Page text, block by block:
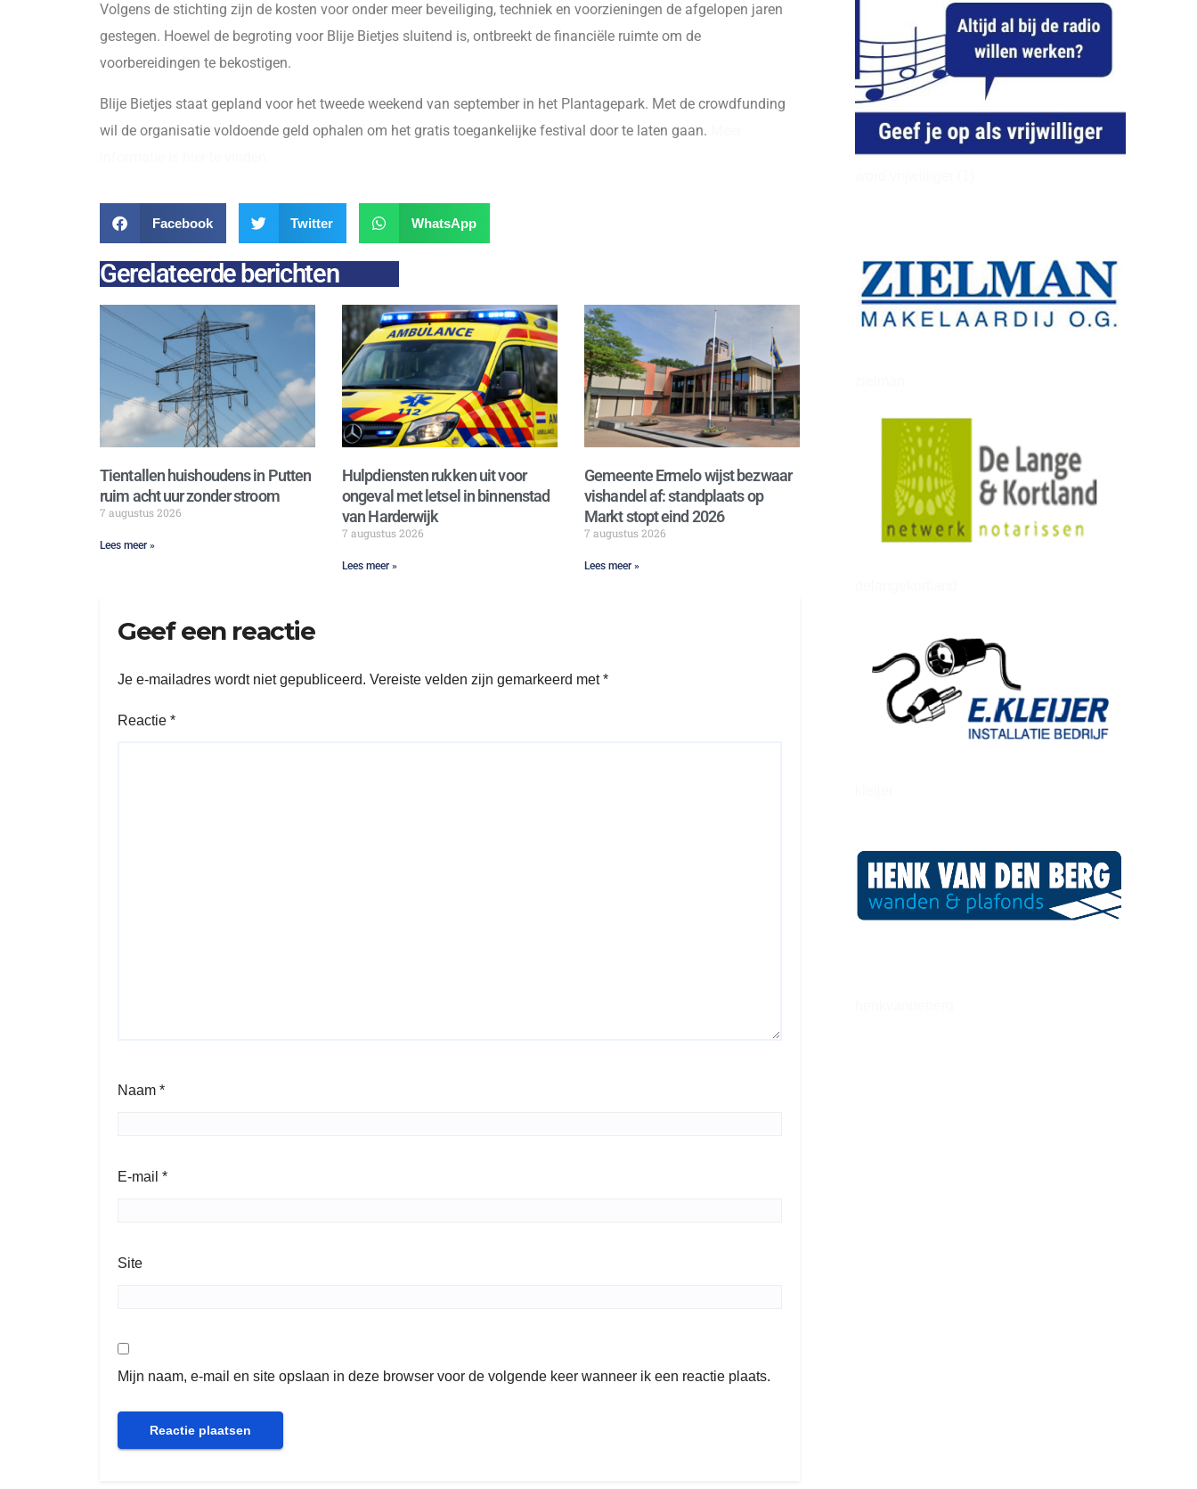
Volgens de stichting zijn de kosten voor onder meer beveiliging, techniek en voorzieningen de afgelopen jaren
gestegen. Hoewel de begroting voor Blije Bietjes sluitend is, ontbreekt de financiële ruimte om de
voorbereidingen te bekostigen.
Blije Bietjes staat gepland voor het tweede weekend van september in het Plantagepark. Met de crowdfunding
wil de organisatie voldoende geld ophalen om het gratis toegankelijke festival door te laten gaan.
Facebook Twitter WhatsApp
Gerelateerde berichten
Tientallen huishoudens in Putten
ruim acht uur zonder stroom
7 augustus 2026
Lees meer »
Hulpdiensten rukken uit voor
ongeval met letsel in binnenstad
van Harderwijk
7 augustus 2026
Lees meer »
Gemeente Ermelo wijst bezwaar
vishandel af: standplaats op
Markt stopt eind 2026
7 augustus 2026
Lees meer »
Geef een reactie
Je e-mailadres wordt niet gepubliceerd. Vereiste velden zijn gemarkeerd met*
Reactie *
Naam *
E-mail *
Site
Mijn naam, e-mail en site opslaan in deze browser voor de volgende keer wanneer ik een reactie plaats.